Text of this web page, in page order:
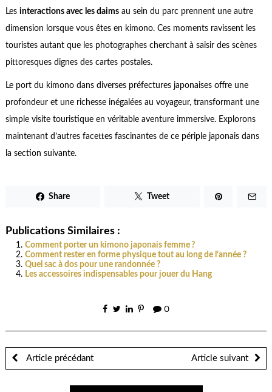
Les interactions avec les daimsau sein du parc prennent une autre
dimension lorsque vous êtes en kimono. Ces moments ravissent les
touristes autant que les photographes cherchant à saisir des scènes
pittoresques dignes des cartes postales.
Le port du kimono dans diverses préfectures japonaises offre une
profondeur et une richesse inégalées au voyageur, transformant une
simple visite touristique en véritable aventure immersive. Explorons
maintenant d’autres facettes fascinantes de ce périple japonais dans
la section suivante.
Share Tweet
Publications Similaires :
Comment porter un kimono japonais femme ?
Comment rester en forme physique tout au long de l’année ?
Quel sac à dos pour une randonnée ?
Les accessoires indispensables pour jouer du Hang
0
Article précédant Article suivant